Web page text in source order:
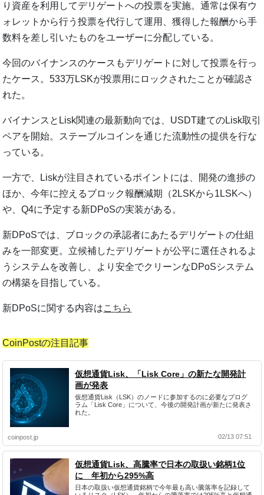
り資産を利用してデリゲートへの投票を実施。通常は保有ウ
ォレットから行う投票を代行して運用、獲得した報酬から手
数料を差し引いたものをユーザーに分配している。
今回のバイナンスのケースもデリゲートに対して投票を行っ
たケース。533万LSKが投票用にロックされたことが確認さ
れた。
バイナンスとLisk関連の最新動向では、USDT建てのLisk取引
ペアを開始。ステーブルコインを通じた流動性の提供を行な
っている。
一方で、Liskが注目されているポイントには、開発の進捗の
ほか、今年に控えるブロック報酬減期（2LSKから1LSKへ）
や、Q4に予定する新DPoSの実装がある。
新DPoSでは、ブロックの承認者にあたるデリゲートの仕組
みを一部変更。立候補したデリゲートが公平に選任されるよ
うシステムを改善し、より安全でクリーンなDPoSシステム
の構築を目指している。
新DPoSに関する内容はこちら
CoinPostの注目記事
仮想通貨Lisk、「Lisk Core」の新たな開発計
画が発表
仮想通貨Lisk（LSK）のノードに参加するのに必要なプログ
ラム「Lisk Core」について、今後の開発計画が新たに発表さ
れた。
coinpost.jp 02/13 07:51
仮想通貨Lisk、高騰率で日本の取扱い銘柄1位
に 年初から295%高
日本の取扱い仮想通貨銘柄で今年最も高い騰落率を記録して